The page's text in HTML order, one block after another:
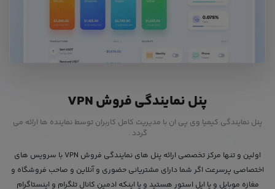
پنل نمایندگی فروش VPN
پنل نمایندگی کیمیا وی پی ان با مدیریت کامل کاربران توسط نماینده ها ارائه می
گردد .
اولین و تنها مرکز تخصصی ارائه پنل های نمایندگی فروش VPN با سرویس های
اختصاصی پرسرعت اگر شما دارای مشتریانی حضوری و آنلاین و صاحب فروشگاه و
مغازه موبایل و یا اپل استور هستید و یا اینکه ادمین کانال تلگرام و اینستاگرام